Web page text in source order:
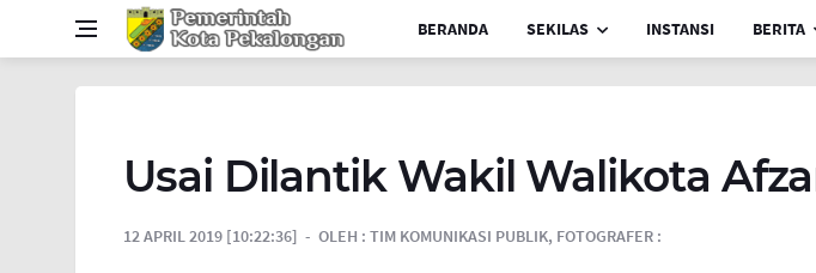
BERANDA SEKILAS INSTANSI BERITA
Usai Dilantik Wakil Walikota
12 APRIL 2019 [10:22:36] OLEH : TIM KOMUNIKASI PUBLIK, FOTOGRAFER :